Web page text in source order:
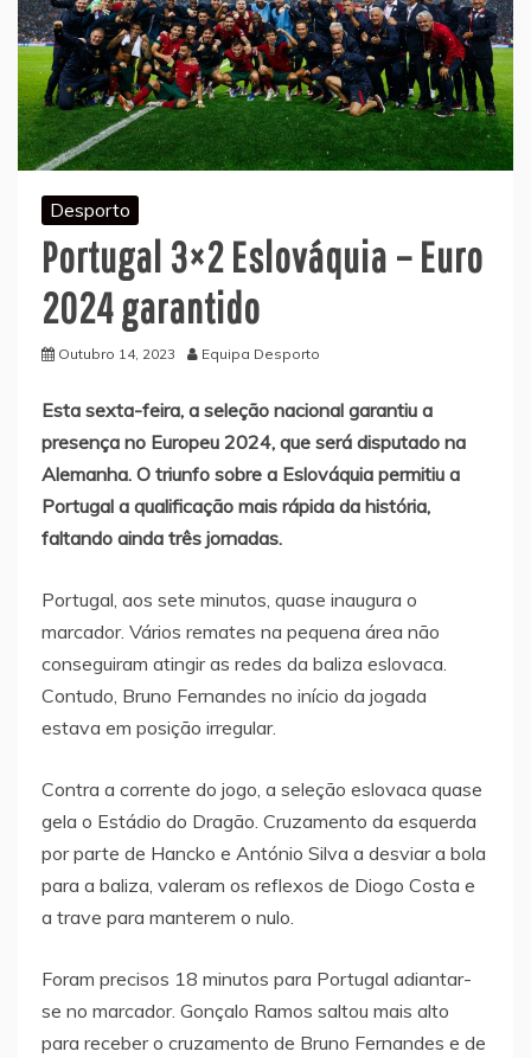
Desporto
Portugal 3×2 Eslováquia – Euro
2024 garantido
Outubro 14, 2023 Equipa Desporto
Esta sexta-feira, a seleção nacional garantiu a
presença no Europeu 2024, que será disputado na
Alemanha. O triunfo sobre a Eslováquia permitiu a
Portugal a qualificação mais rápida da história,
faltando ainda três jornadas.
Portugal, aos sete minutos, quase inaugura o
marcador. Vários remates na pequena área não
conseguiram atingir as redes da baliza eslovaca.
Contudo, Bruno Fernandes no início da jogada
estava em posição irregular.
Contra a corrente do jogo, a seleção eslovaca quase
gela o Estádio do Dragão. Cruzamento da esquerda
por parte de Hancko e António Silva a desviar a bola
para a baliza, valeram os reflexos de Diogo Costa e
a trave para manterem o nulo.
Foram precisos 18 minutos para Portugal adiantar-
se no marcador. Gonçalo Ramos saltou mais alto
para receber o cruzamento de Bruno Fernandes e de